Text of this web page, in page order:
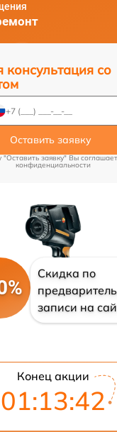
консультация со
Оставить заявку
заявку" Вы
конфиденциальности
Скидка по
записи на
Конец акции
01:13:41